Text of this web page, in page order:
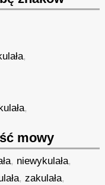
,
,
mowy
, niewykulała,
,zakulała,